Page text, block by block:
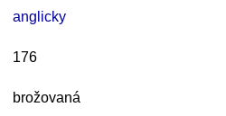
anglicky
176
brožovaná